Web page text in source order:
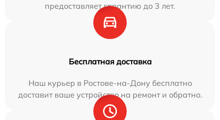
предоставляет гарантию до 3 лет.
Бесплатная доставка
Наш курьер в Ростове-на-Дону бесплатно
доставит ваше устройство на ремонт и обратно.